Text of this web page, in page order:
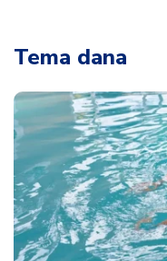
Tema dana